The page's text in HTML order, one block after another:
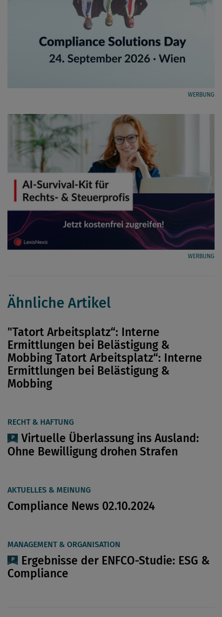
WERBUNG
WERBUNG
Ähnliche Artikel
"Tatort Arbeitsplatz“: Interne
Ermittlungen bei Belästigung &
Mobbing Tatort Arbeitsplatz“: Interne
Ermittlungen bei Belästigung &
Mobbing
RECHT & HAFTUNG
Virtuelle Überlassung ins Ausland:
Ohne Bewilligung drohen Strafen
AKTUELLES & MEINUNG
Compliance News 02.10.2024
MANAGEMENT & ORGANISATION
Ergebnisse der ENFCO-Studie: ESG &
Compliance